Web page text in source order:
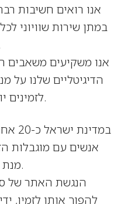
במתן שירות שוויוני
אנו משקיעים משאבים
הדיגיטליים שלנו על
לזמינים יותר עבור אנשים עם מוגבלות.
אנשים עם מוגבלות
מנת לצרוך מידע ושירותים כללים.
הנגשת האתר של
להפוך אותו לזמין,